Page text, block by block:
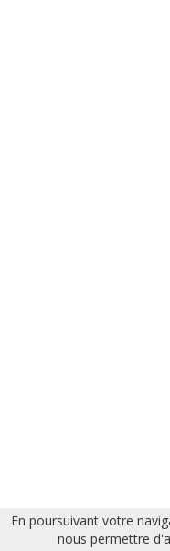
En poursuivant votre
nous permettre